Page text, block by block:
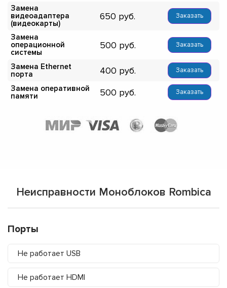
Замена
видеоадаптера
(видеокарты)
650 Заказать
Замена
операционной
системы
500 Заказать
Замена Ethernet
порта
400 Заказать
Замена оперативной
памяти
500 Заказать
Неисправности Моноблоков Rombica
Порты
Не работает USB
Не работает HDMI